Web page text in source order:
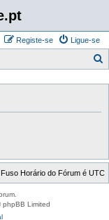
Ligue-se
Registe-se
s
a
Horário do Fórum é UTC
Limited